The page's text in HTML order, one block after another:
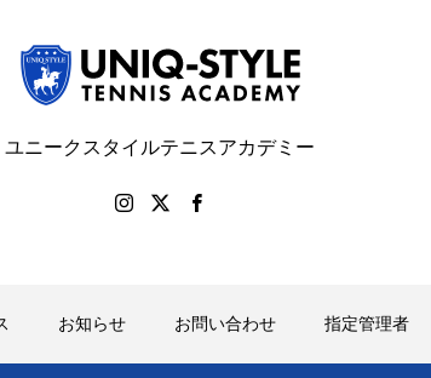
ユニークスタイルテニスアカデミー
お知らせ お問い合わせ 指定管理者